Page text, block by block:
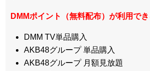
DMMポイント（無料配布）が利用で
DMM TV単品購入
AKB48グループ 単品購入
AKB48グループ 月額見放題